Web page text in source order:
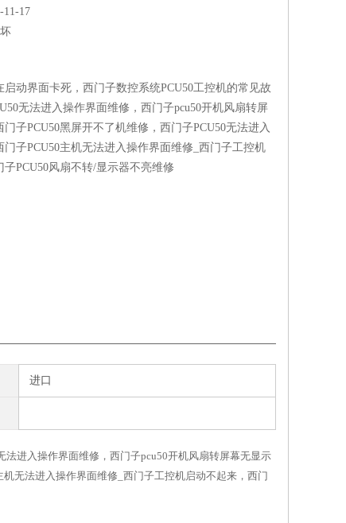
17
启动界面卡死，西门子数控系统PCU50工控机的常见故
无法进入操作界面维修，西门子pcu50开机风扇转屏
子PCU50黑屏开不了机维修，西门子PCU50无法进入
门子PCU50主机无法进入操作界面维修_西门子工控机
子PCU50风扇不转/显示器不亮维修
进口
法进入操作界面维修，西门子pcu50开机风扇转屏幕无显示
无法进入操作界面维修_西门子工控机启动不起来，西门